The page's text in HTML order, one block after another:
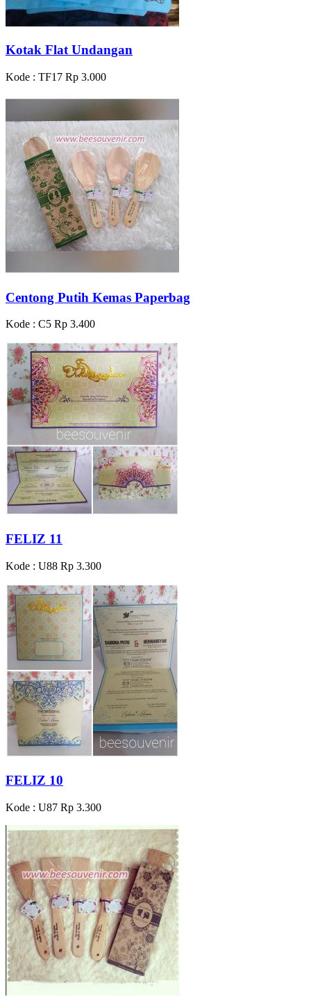
Kotak Flat Undangan
Kode : TF17 Rp 3.000
Centong Putih Kemas Paperbag
Kode : C5 Rp 3.400
FELIZ 11
Kode : U88 Rp 3.300
FELIZ 10
Kode : U87 Rp 3.300